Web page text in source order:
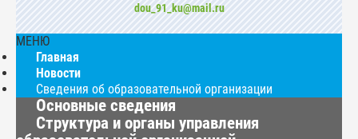
dou_91_ku@mail.ru
МЕНЮ
Главная
Новости
Сведения об образовательной организации
Основные сведения
Структура и органы управления